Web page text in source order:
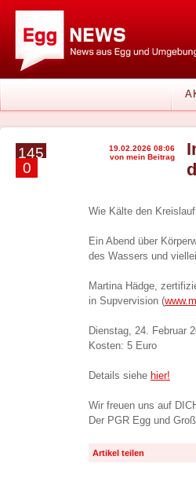
145
0
19.02.2026 08:06
von mein Beitrag
Wie Kälte den
Ein Abend über
des Wassers und
Martina Hädge,
in Supvervision (
Dienstag, 24. Februar
Kosten: 5 Euro
Details siehe hier!
Wir freuen uns auf
Der PGR Egg und
Artikel teilen